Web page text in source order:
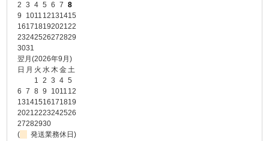
2 3 4 5 6 7 8
9
1011 12131415
16171819202122
23242526272829
3031
翌月(2026年9月)
日 月 火 水木金土
1 2 3 4 5
6 7 8 9 1011 12
13141516171819
20212223242526
27282930
(
発送業務休日)